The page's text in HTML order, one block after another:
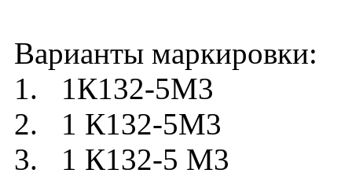
Варианты маркировки:
1. 1К132-5М3
2. 1 К132-5М3
3. 1 К132-5 М3